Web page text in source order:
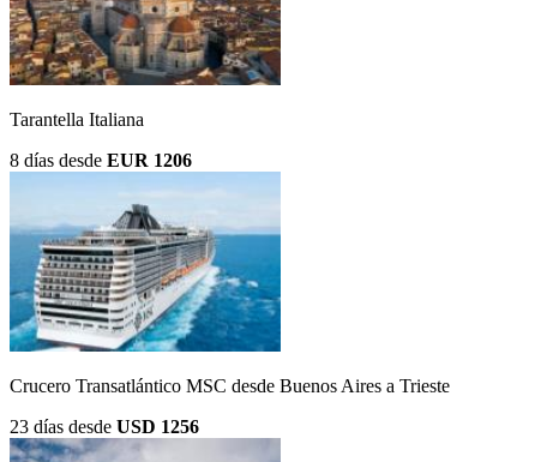
Tarantella Italiana
8 días desde EUR 1206
Crucero Transatlántico MSC desde Buenos Aires a Trieste
23 días desde USD 1256